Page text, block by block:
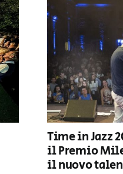
Time in Jazz
il Premio
il nuovo